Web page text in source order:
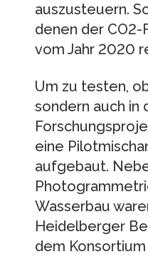
auszusteuern.
denen der
vom Jahr 2020
Um zu testen,
sondern auch in
eine
aufgebaut.
Wasserbau
Heidelberger
dem